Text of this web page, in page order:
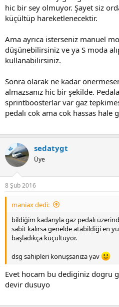
hic bir sey olmuyor. Şayet siz
küçültüp hareketlenecektir.
Ama ayrıca isterseniz manuel
düşünebilirsiniz ve ya S moda
kullanabilirsiniz.
Sonra olarak ne kadar
almazsanız hic bir şekilde.
sprintboosterlar var gaz
pedalı cok ama cok hassas hale
KS sedatygt
Üye
8 Şub 2016
maniax dedi:
bildiğim kadarıyla gaz pedalı
sabit kalırsa genelde atabildiği en
başladıkça küçültüyor.
dsg sahipleri konuşsanıza yav
Evet hocam bu dediginiz dogru
devir dusuyo